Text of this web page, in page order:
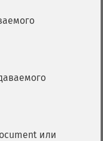
или